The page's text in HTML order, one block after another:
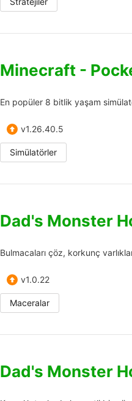
Minecraft -
En popüler 8 bitlik yaşam
v1.26.40.5
Simülatörler
Dad's Monster
Bulmacaları çöz, korkunç
v1.0.22
Maceralar
Dad's Monster